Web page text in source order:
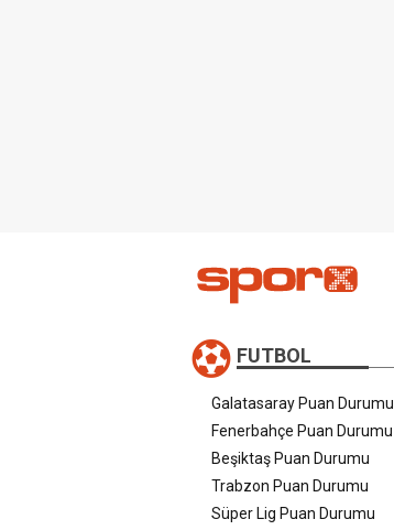
FUTBOL
Galatasaray Puan Durumu
Fenerbahçe Puan Durumu
Beşiktaş Puan Durumu
Trabzon Puan Durumu
Süper Lig Puan Durumu